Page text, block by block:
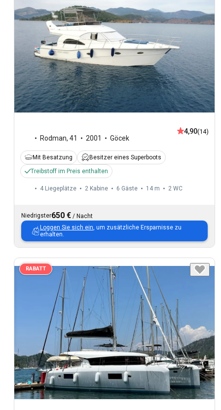
Rodman, 41 2001 Göcek
4,90(14)
Mit Besatzung
Besitzer eines Superboots
Treibstoff im Preis enthalten
4 Liegeplätze 2 Kabine 6 Gäste 14 m 2 WC
Niedrigster650 € / Nacht
Loggen Sie sich ein , um zusätzliche Ersparnisse zu
erhalten.
RABATT